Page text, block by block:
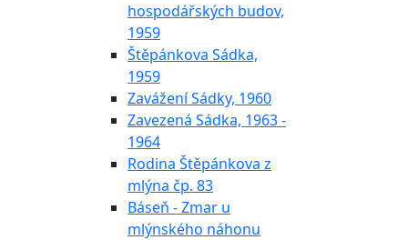
hospodářských budov,
1959
Štěpánkova Sádka,
1959
Zavážení Sádky, 1960
Zavezená Sádka, 1963 -
1964
Rodina Štěpánkova z
mlýna čp. 83
Báseň - Zmar u
mlýnského náhonu